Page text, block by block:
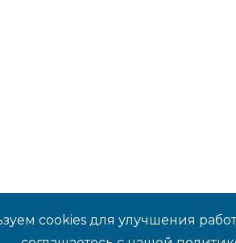
cookies для улучшения